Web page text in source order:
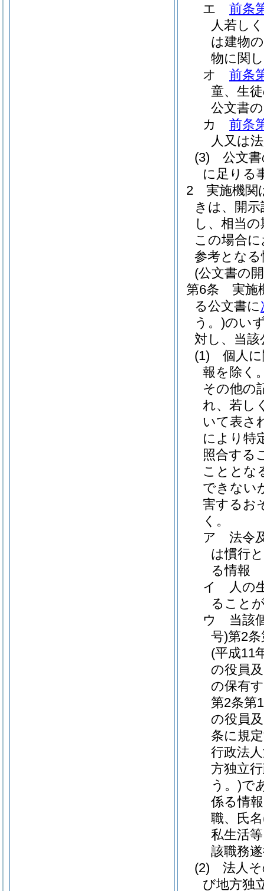
エ
前条
人若し
は建物
物に関
オ
前条
童、生
公文書
カ
前条
人又は
(3)
公文
に足りる
2
実施機関
きは、開
し、相当
この場合
参考とな
(公文書の
第6条
実施
る公文書に
う。)のい
対し、当
(1)
個人
報を除く
その他の
れ、若し
いて表さ
により特
照合する
こととな
できない
害するお
く。
ア
法令
は慣行
る情報
イ
人の
ること
ウ
当該
号)第2
(平成11
の役員
の保有
第2条第
の役員
条に規
行政法
方独立
う。)で
係る情
職、氏名
私生活
該職務
(2)
法人
び地方独